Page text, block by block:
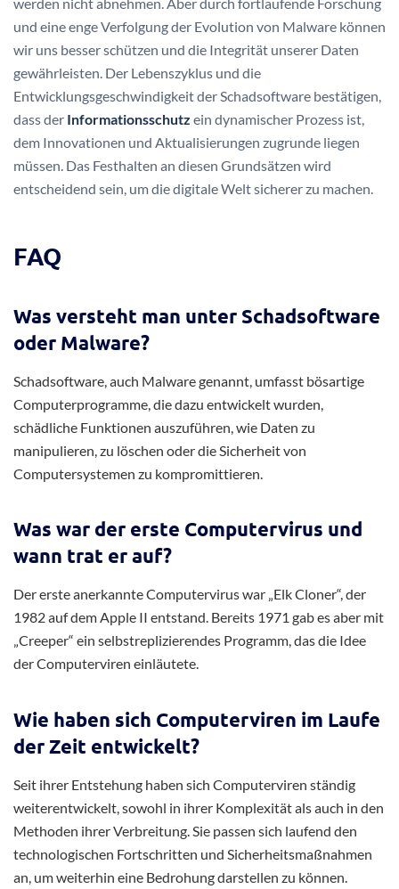
werden nicht abnehmen. Aber durch fortlaufende Forschung
und eine enge Verfolgung der Evolution von Malware können
wir uns besser schützen und die Integrität unserer Daten
gewährleisten. Der Lebenszyklus und die
Entwicklungsgeschwindigkeit der Schadsoftware bestätigen,
dass der Informationsschutz ein dynamischer Prozess ist,
dem Innovationen und Aktualisierungen zugrunde liegen
müssen. Das Festhalten an diesen Grundsätzen wird
entscheidend sein, um die digitale Welt sicherer zu machen.
FAQ
Was versteht man unter Schadsoftware
oder Malware?
Schadsoftware, auch Malware genannt, umfasst bösartige
Computerprogramme, die dazu entwickelt wurden,
schädliche Funktionen auszuführen, wie Daten zu
manipulieren, zu löschen oder die Sicherheit von
Computersystemen zu kompromittieren.
Was war der erste Computervirus und
wann trat er auf?
Der erste anerkannte Computervirus war „Elk Cloner“, der
1982 auf dem Apple II entstand. Bereits 1971 gab es aber mit
„Creeper“ ein selbstreplizierendes Programm, das die Idee
der Computerviren einläutete.
Wie haben sich Computerviren im Laufe
der Zeit entwickelt?
Seit ihrer Entstehung haben sich Computerviren ständig
weiterentwickelt, sowohl in ihrer Komplexität als auch in den
Methoden ihrer Verbreitung. Sie passen sich laufend den
technologischen Fortschritten und Sicherheitsmaßnahmen
an, um weiterhin eine Bedrohung darstellen zu können.